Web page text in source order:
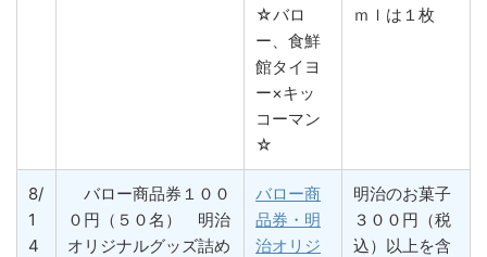
☆バロ
ー、食鮮
館タイヨ
ー×キッ
コーマン
☆
ｍｌは１枚
8/
1
4
バロー商品券１００
０円（５０名） 明治
オリジナルグッズ詰め
バロー商
品券・明
治オリジ
明治のお菓子
３００円（税
込）以上を含